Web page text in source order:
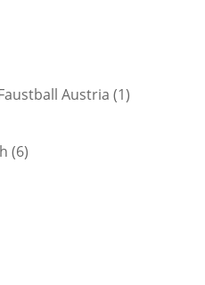
Austria 11
66